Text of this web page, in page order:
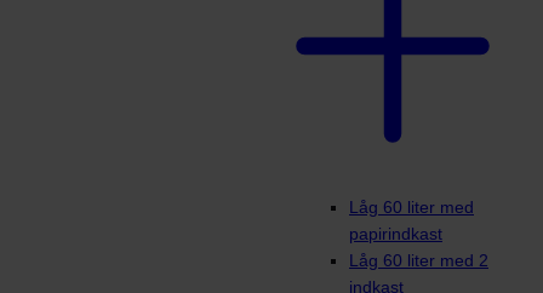
Låg 60 liter med
papirindkast
Låg 60 liter med 2
indkast